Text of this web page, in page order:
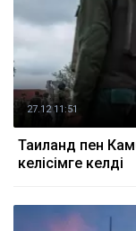
27.12 11:51
Таиланд пен
келісімге келді